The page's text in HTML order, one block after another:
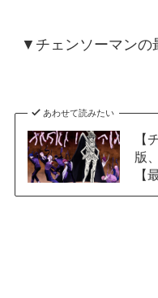
▼チェンソーマンの
あわせて読みたい
【
版
【